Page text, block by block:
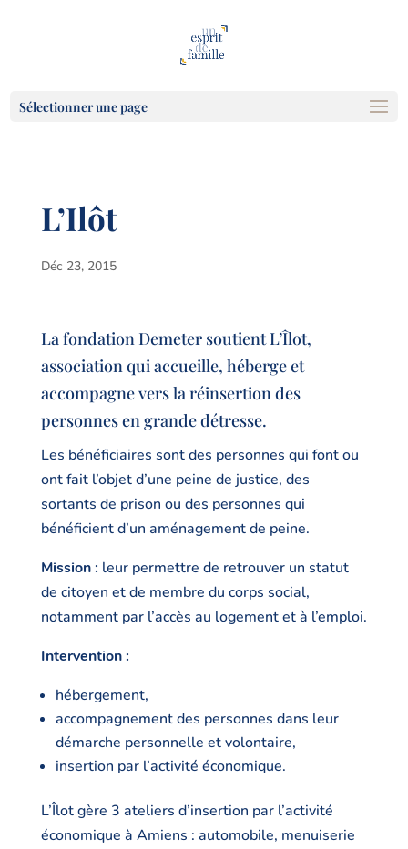
Sélectionner une page
L’Ilôt
Déc 23, 2015
La fondation Demeter soutient L’Îlot,
association qui accueille, héberge et
accompagne vers la réinsertion des
personnes en grande détresse.
Les bénéficiaires sont des personnes qui font ou
ont fait l’objet d’une peine de justice, des
sortants de prison ou des personnes qui
bénéficient d’un aménagement de peine.
Mission : leur permettre de retrouver un statut
de citoyen et de membre du corps social,
notamment par l’accès au logement et à l’emploi.
Intervention :
hébergement,
accompagnement des personnes dans leur
démarche personnelle et volontaire,
insertion par l’activité économique.
L’Îlot gère 3 ateliers d’insertion par l’activité
économique à Amiens : automobile, menuiserie